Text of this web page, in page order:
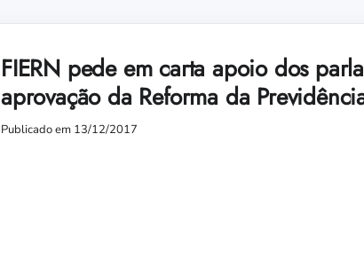
FIERN pede em carta apoio dos
aprovação da Reforma da
Publicado em 13/12/2017